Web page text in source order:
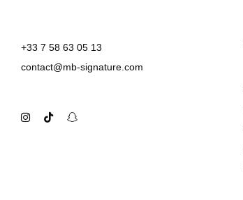
+33 7 58 63 05 13
contact@mb-signature.com